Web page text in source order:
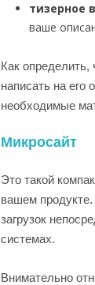
тизерное
ваше
Как определить,
написать на его
необходимые
Микросайт
Это такой
вашем
загрузок
системах.
Внимательно